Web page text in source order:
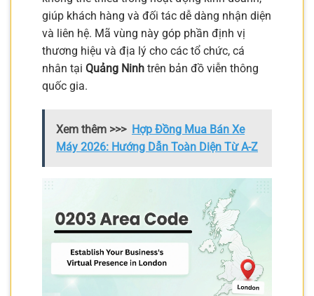
giúp khách hàng và đối tác dễ dàng nhận diện
và liên hệ. Mã vùng này góp phần định vị
thương hiệu và địa lý cho các tổ chức, cá
nhân tại Quảng Ninh trên bản đồ viễn thông
quốc gia.
Xem thêm >>> Hợp Đồng Mua Bán Xe
Máy 2026: Hướng Dẫn Toàn Diện Từ A-Z